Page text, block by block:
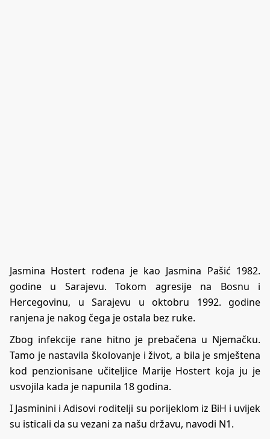
Jasmina Hostert rođena je kao Jasmina Pašić 1982.
godine u Sarajevu. Tokom agresije na Bosnu i
Hercegovinu, u Sarajevu u oktobru 1992. godine
ranjena je nakog čega je ostala bez ruke.
Zbog infekcije rane hitno je prebačena u Njemačku.
Tamo je nastavila školovanje i život, a bila je smještena
kod penzionisane učiteljice Marije Hostert koja ju je
usvojila kada je napunila 18 godina.
I Jasminini i Adisovi roditelji su porijeklom iz BiH i uvijek
su isticali da su vezani za našu državu, navodi N1.